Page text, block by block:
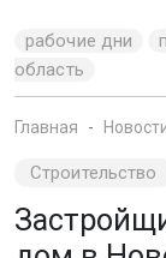
рабочие дни
область
Главная
Строительство